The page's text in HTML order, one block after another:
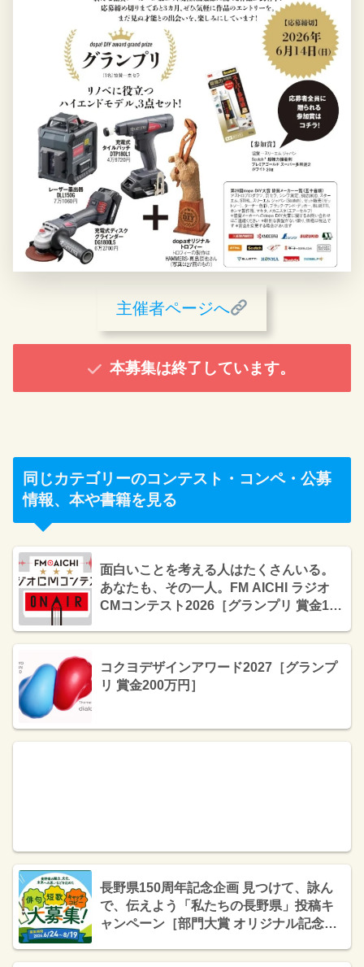
主催者ページへ
本募集は終了しています。
同じカテゴリーのコンテスト・コンペ・公募
情報、本や書籍を見る
面白いことを考える人はたくさんいる。
あなたも、その一人。FM AICHI ラジオ
CMコンテスト2026［グランプリ 賞金10
コクヨデザインアワード2027［グランプ
リ 賞金200万円］
長野県150周年記念企画 見つけて、詠ん
で、伝えよう「私たちの長野県」投稿キ
ャンペーン［部門大賞 オリジナル記念品1
合わせ」または「県産品が購入できるギ